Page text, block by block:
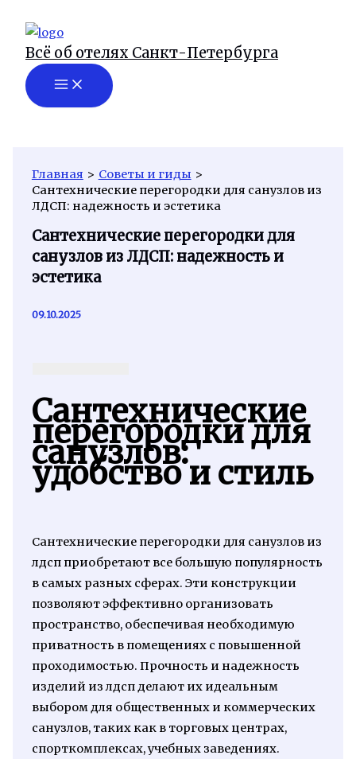
содержимому
Всё об отелях Санкт-Петербурга
Главная
Советы и гиды
Сантехнические перегородки для санузлов из
ЛДСП: надежность и эстетика
Сантехнические перегородки для
санузлов из ЛДСП: надежность и
эстетика
09.10.2025
Сантехнические
перегородки для
санузлов:
удобство и стиль
Сантехнические перегородки для санузлов из
лдсп приобретают все большую популярность
в самых разных сферах. Эти конструкции
позволяют эффективно организовать
пространство, обеспечивая необходимую
приватность в помещениях с повышенной
проходимостью. Прочность и надежность
изделий из лдсп делают их идеальным
выбором для общественных и коммерческих
санузлов, таких как в торговых центрах,
спорткомплексах, учебных заведениях.